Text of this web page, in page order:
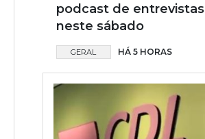
podcast de entrevistas
neste sábado
GERAL HÁ 5 HORAS